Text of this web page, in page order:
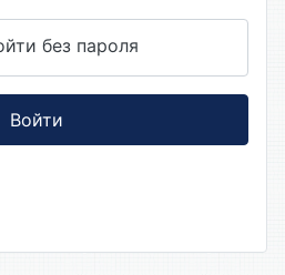
без пароля
Войти